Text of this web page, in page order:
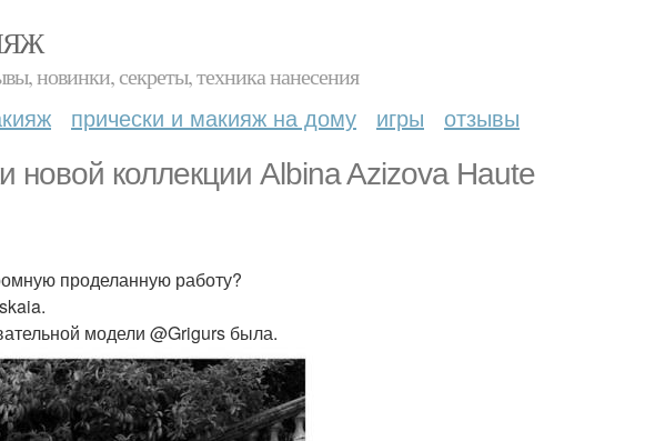
новинки, секреты, техника нанесения
прически и макияж на дому игры отзывы
коллекции Albina Azizova Haute
проделанную работу?
модели @Grigurs была.